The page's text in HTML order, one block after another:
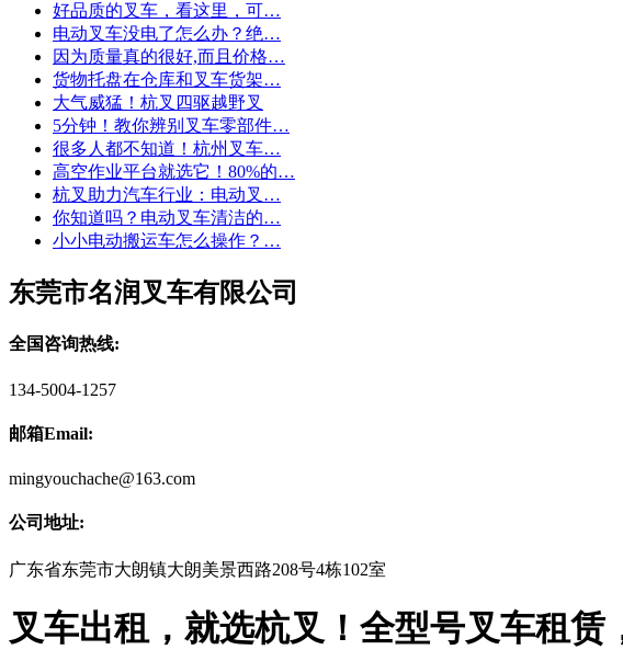
好品质的叉车，看这里，可…
电动叉车没电了怎么办？绝…
因为质量真的很好,而且价格…
货物托盘在仓库和叉车货架…
大气威猛！杭叉四驱越野叉
5分钟！教你辨别叉车零部件…
很多人都不知道！杭州叉车…
高空作业平台就选它！80%的…
杭叉助力汽车行业：电动叉…
你知道吗？电动叉车清洁的…
小小电动搬运车怎么操作？…
东莞市名润叉车有限公司
全国咨询热线:
134-5004-1257
邮箱Email:
mingyouchache@163.com
公司地址:
广东省东莞市大朗镇大朗美景西路208号4栋102室
叉车出租，就选杭叉！全型号叉车租赁